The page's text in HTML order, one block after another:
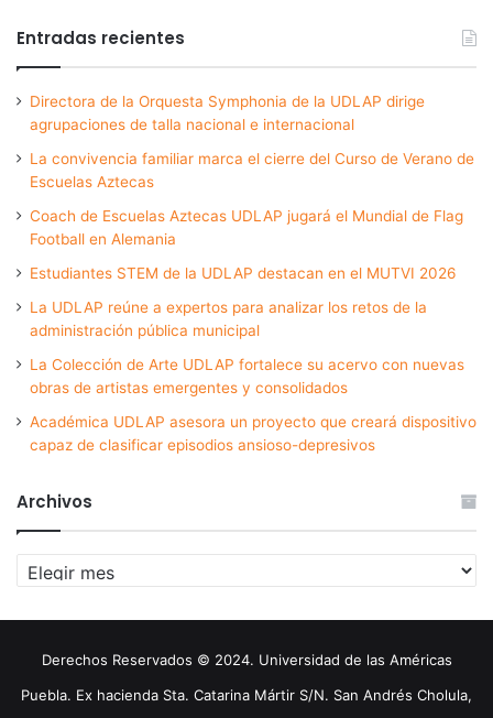
Entradas recientes
Directora de la Orquesta Symphonia de la UDLAP dirige
agrupaciones de talla nacional e internacional
La convivencia familiar marca el cierre del Curso de Verano de
Escuelas Aztecas
Coach de Escuelas Aztecas UDLAP jugará el Mundial de Flag
Football en Alemania
Estudiantes STEM de la UDLAP destacan en el MUTVI 2026
La UDLAP reúne a expertos para analizar los retos de la
administración pública municipal
La Colección de Arte UDLAP fortalece su acervo con nuevas
obras de artistas emergentes y consolidados
Académica UDLAP asesora un proyecto que creará dispositivo
capaz de clasificar episodios ansioso-depresivos
Archivos
Archivos
Derechos Reservados © 2024. Universidad de las Américas
Puebla. Ex hacienda Sta. Catarina Mártir S/N. San Andrés Cholula,